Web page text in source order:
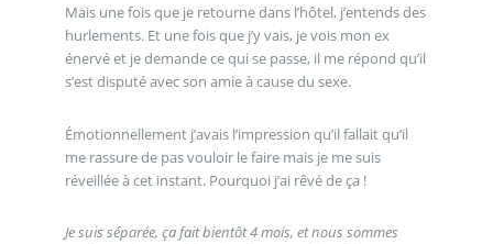
Mais une fois que je retourne dans l’hôtel, j’entends des
hurlements. Et une fois que j’y vais, je vois mon ex
énervé et je demande ce qui se passe, il me répond qu’il
s’est disputé avec son amie à cause du sexe.
Émotionnellement j’avais l’impression qu’il fallait qu’il
me rassure de pas vouloir le faire mais je me suis
réveillée à cet instant. Pourquoi j’ai rêvé de ça !
Je suis séparée, ça fait bientôt 4 mois, et nous sommes